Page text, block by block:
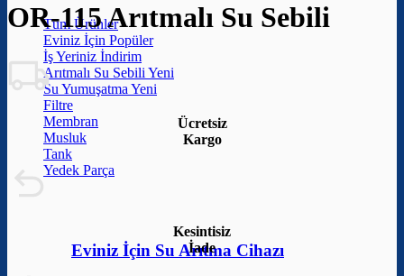
Tüm Ürünler
Eviniz İçin
İş Yeriniz
Arıtmalı Su Sebili
Su Yumuşatma
Filtre
Membran
Musluk
Tank
Yedek Parça
Eviniz İçin Su Arıtma Cihazı
OR-115 Arıtmalı Su Sebili
Ücretsiz
Kargo
Kesintisiz
İade